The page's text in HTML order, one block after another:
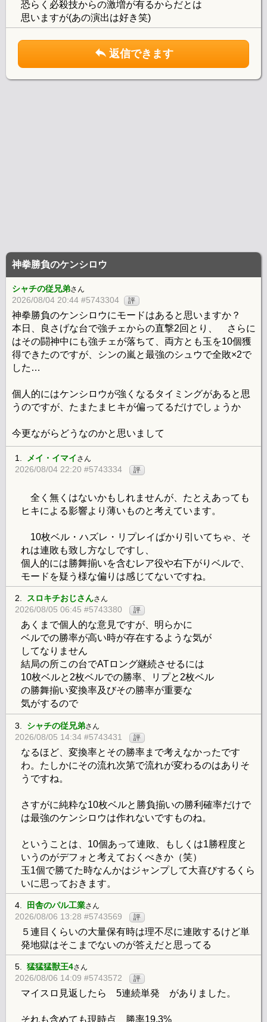
恐らく必殺技からの激増が有るからだとは
思いますが(あの演出は好き笑)
返信できます
神拳勝負のケンシロウ
シャチの従兄弟さん
2026/08/04 20:44 #5743304 評
神拳勝負のケンシロウにモードはあると思いますか？
本日、良さげな台で強チェからの直撃2回とり、 さらに
はその闘神中にも強チェが落ちて、両方とも玉を10個獲
得できたのですが、シンの嵐と最強のシュウで全敗×2で
した…
個人的にはケンシロウが強くなるタイミングがあると思
うのですが、たまたまヒキが偏ってるだけでしょうか
今更ながらどうなのかと思いまして
1. メイ・イマイ さん
2026/08/04 22:20 #5743334 評
全く無くはないかもしれませんが、たとえあっても
ヒキによる影響より薄いものと考えています。
10枚ベル・ハズレ・リプレイばかり引いてちゃ、そ
れは連敗も致し方なしですし、
個人的には勝舞揃いを含むレア役や右下がりベルで、
モードを疑う様な偏りは感じてないですね。
2. スロキチおじさんさん
2026/08/05 06:45 #5743380 評
あくまで個人的な意見ですが、明らかに
ベルでの勝率が高い時が存在するような気が
してなりません
結局の所この台でATロング継続させるには
10枚ベルと2枚ベルでの勝率、リプと2枚ベル
の勝舞揃い変換率及びその勝率が重要な
気がするので
3. シャチの従兄弟さん
2026/08/05 14:34 #5743431 評
なるほど、変換率とその勝率まで考えなかったです
わ。たしかにその流れ次第で流れが変わるのはありそ
うですね。
さすがに純粋な10枚ベルと勝負揃いの勝利確率だけで
は最強のケンシロウは作れないですものね。
ということは、10個あって連敗、もしくは1勝程度と
いうのがデフォと考えておくべきか（笑）
玉1個で勝てた時なんかはジャンプして大喜びするくら
いに思っておきます。
4. 田舎のパル工業さん
2026/08/06 13:28 #5743569 評
５連目くらいの大量保有時は理不尽に連敗するけど単
発地獄はそこまでないのが答えだと思ってる
5. 猛猛猛獣王4さん
2026/08/06 14:09 #5743572 評
マイスロ見返したら 5連続単発 がありました。
それも含めても現時点 勝率19.3%